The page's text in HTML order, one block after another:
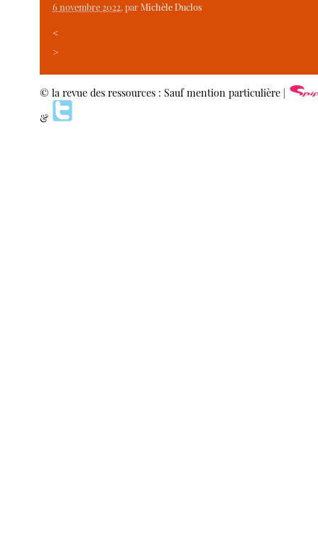
6 novembre 2022, parMichèle Duclos
<
>
© la revue des ressources : Sauf mention particulière |
&